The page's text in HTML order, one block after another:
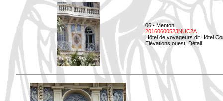
06 - Menton
20160600523NUC2A
Hôtel de voyageurs dit Hôtel
Elévations ouest. Détail.